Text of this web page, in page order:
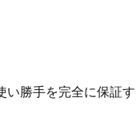
勝手を完全に保証す